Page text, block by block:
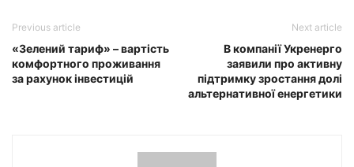
Previous article
«Зелений тариф» – вартість
комфортного проживання
за рахунок інвестицій
Next article
В компанії Укренерго
заявили про активну
підтримку зростання долі
альтернативної енергетики